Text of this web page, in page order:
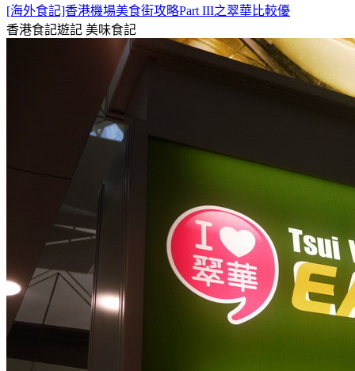
[海外食記]香港機場美食街攻略Part III之翠華比較優
香港食記遊記 美味食記